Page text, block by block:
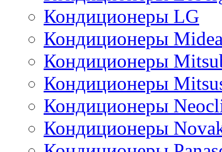
Кондиционеры LG
Кондиционеры
Кондиционеры
Кондиционеры
Кондиционеры
Кондиционеры